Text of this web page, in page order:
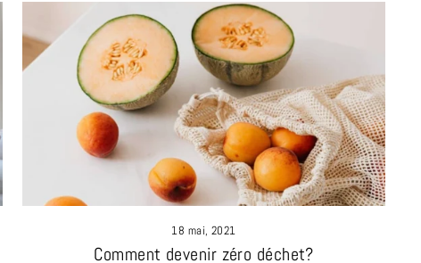
18 mai, 2021
Comment devenir zéro déchet?